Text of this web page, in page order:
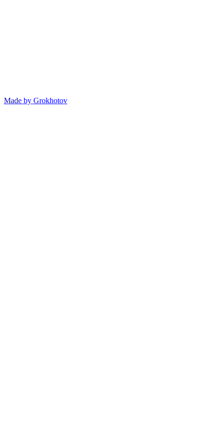
Made by Grokhotov